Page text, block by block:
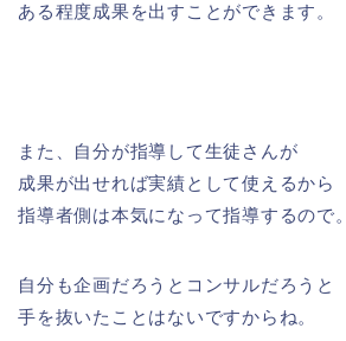
ある程度成果を出すことができます。
また、自分が指導して生徒さんが
成果が出せれば実績として使えるから
指導者側は本気になって指導するので。
自分も企画だろうとコンサルだろうと
手を抜いたことはないですからね。